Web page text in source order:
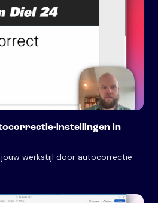
instellingen in
werkstijl door autocorrectie